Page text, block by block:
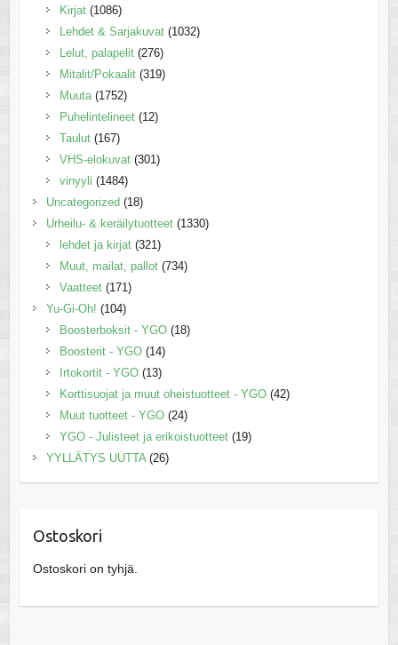
Kirjat (1086)
Lehdet & Sarjakuvat (1032)
Lelut, palapelit (276)
Mitalit/Pokaalit (319)
Muuta (1752)
Puhelintelineet (12)
Taulut (167)
VHS-elokuvat (301)
vinyyli (1484)
Uncategorized (18)
Urheilu- & keräilytuotteet (1330)
lehdet ja kirjat (321)
Muut, mailat, pallot (734)
Vaatteet (171)
Yu-Gi-Oh! (104)
Boosterboksit - YGO (18)
Boosterit - YGO (14)
Irtokortit - YGO (13)
Korttisuojat ja muut oheistuotteet - YGO (42)
Muut tuotteet - YGO (24)
YGO - Julisteet ja erikoistuotteet (19)
YYLLÄTYS UUTTA (26)
Ostoskori
Ostoskori on tyhjä.